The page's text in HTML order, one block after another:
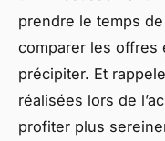
prendre le temps
comparer les offres
précipiter. Et
réalisées lors de
profiter plus